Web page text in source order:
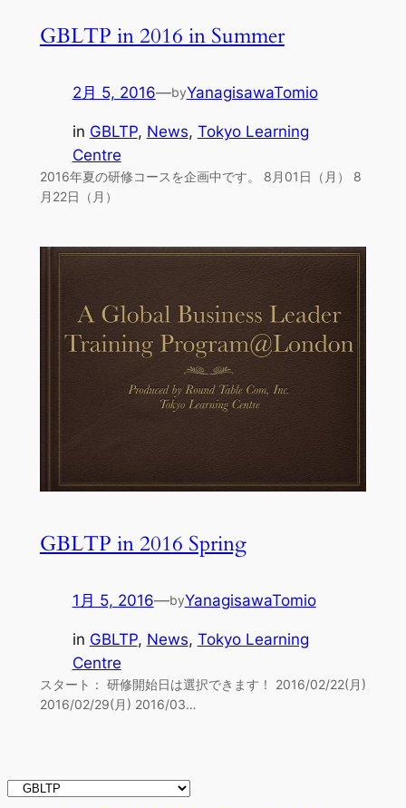
GBLTP in 2016 in Summer
2月 5, 2016—byYanagisawaTomio
in GBLTP, News, Tokyo Learning
Centre
2016年夏の研修コースを企画中です。 8月01日（月） 8
月22日（月）
GBLTP in 2016 Spring
1月 5, 2016—byYanagisawaTomio
in GBLTP, News, Tokyo Learning
Centre
スタート： 研修開始日は選択できます！ 2016/02/22(月)
2016/02/29(月) 2016/03…